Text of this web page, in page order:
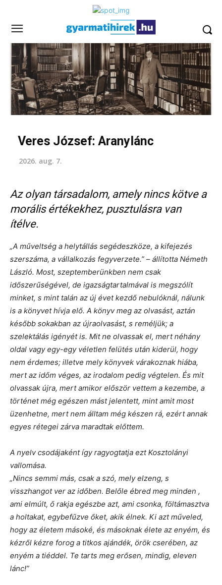
Veres József: Aranylánc
2026. aug. 7.
Az olyan társadalom, amely nincs kötve a
morális értékekhez, pusztulásra van
ítélve.
„A műveltség a helytállás segédeszköze, a kifejezés
szerszáma, a vállalkozás fegyverzete.” – állította Németh
László. Most, szeptemberünkben nem csak
időszerűségével, de igazságtartalmával is megszólít
minket, s mint talán az új évet kezdő nebulóknál, nálunk
is a könyvet hívja elő. A könyv meg az olvasást, aztán
később sokakban az újraolvasást, s reméljük; a
szelektálás igényét is. Mit ne olvassak el, mert néhány
oldal vagy egy-egy véletlen felütés után kiderül, hogy
nem érdemes; illetve mely könyvek várakoznak hiába,
mert az időm véges, az irodalom pedig végtelen. És mit
olvassak újra, mert amikor először vettem a kezembe, a
történet még egészen mást jelentett, mint amit most
üzenhetne, mert nem álltam még készen rá, ezért annak
egyes rétegei zárva maradtak előttem.
A nyelv csodájaként így ragyogtatja ezt Kosztolányi
vallomása.
„Nincs semmi más, csak a szó, mely elzeng, s
visszhangot ver az időben. Belőle ébred meg minden ,
ami elmúlt, ő rakja egészbe azt, ami csonka, föltámasztva
a holtakat, egybefűzve őket, akik élnek. Ki azt műveled,
hogy az életem másoké, és másoknak élete az enyém, és
kézről kézre forog a titkos ajándék, örök cserében, az
enyém a tiéddel. Te tarts meg erősen, mindig, eleven
lánc!”